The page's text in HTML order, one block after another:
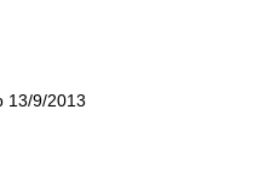
13/9/2013